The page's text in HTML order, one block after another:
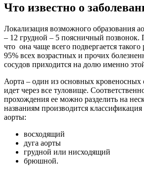
Что известно о
Локализация возможного образования
– 12 грудной – 5 поясничный позвонок.
что она чаще всего подвергается
95% всех возрастных и прочих
сосудов приходится на долю именно
Аорта – один из основных кровеносных
идет через все туловище.
прохождения ее можно разделить на
названиям производится
аорты:
восходящий
дуга аорты
грудной или нисходящий
брюшной.